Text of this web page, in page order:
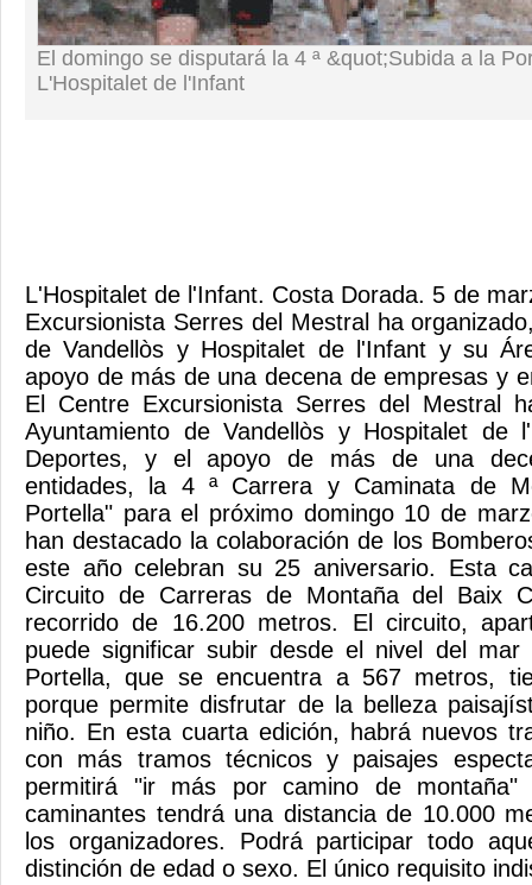
El domingo se disputará la 4 ª &quot;Subida a la
L'Hospitalet de l'Infant
L'Hospitalet de l'Infant. Costa Dorada. 5 de
Excursionista Serres del Mestral ha
de Vandellòs y Hospitalet de l'Infant y su
apoyo de más de una decena de empresas y
El Centre Excursionista Serres del Mestral
Ayuntamiento de Vandellòs y Hospitalet de
Deportes, y el apoyo de más de una
entidades, la 4 ª Carrera y Caminata de
Portella" para el próximo domingo 10 de
han destacado la colaboración de los
este año celebran su 25 aniversario. Esta
Circuito de Carreras de Montaña del Baix
recorrido de 16.200 metros. El circuito,
puede significar subir desde el nivel del
Portella, que se encuentra a 567 metros,
porque permite disfrutar de la belleza
niño. En esta cuarta edición, habrá nuevos
con más tramos técnicos y paisajes
permitirá "ir más por camino de
caminantes tendrá una distancia de 10.000
los organizadores. Podrá participar todo
distinción de edad o sexo. El único requisito